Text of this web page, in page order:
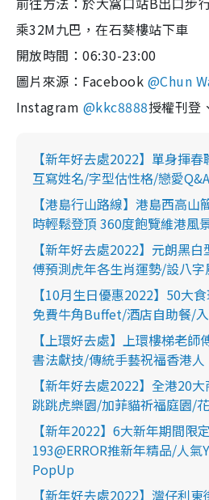
乘32M九巴，在石葵樓站下車
開放時間：06:30-23:00
圖片來源：Facebook @Chun
Instagram @kkc8888授權刊登
【新年好去處2022】單身揮
互寫姓名/字型估性格/戀愛Q&A
【港島行山路線】港島西高
時輕鬆登頂 360度飽覽維港風
【新年好去處2022】元朗黑
傅預測虎年各生肖運勢/設八字
【10月生日優惠2022】50大
免費牛角Buffet/酒店自助餐/
【上環好去處】上環樓梯老
書法獻技/傳統手藝祝福香港人
【新年好去處2022】全港20
跳跳虎樂園/加菲貓祈福庭園/
【新年2022】6大新年期間限
193@ERROR推新年精品/人
PopUp
【新年好去處2022】灣仔利